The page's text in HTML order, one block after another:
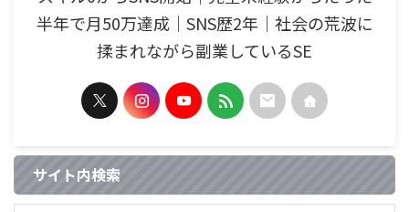
半年で月50万達成｜SNS歴2年｜社会の荒波に
揉まれながら副業しているSE
サイト内検索